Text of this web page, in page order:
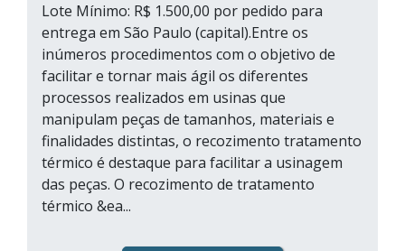
Lote Mínimo: R$ 1.500,00 por pedido para
entrega em São Paulo (capital).Entre os
inúmeros procedimentos com o objetivo de
facilitar e tornar mais ágil os diferentes
processos realizados em usinas que
manipulam peças de tamanhos, materiais e
finalidades distintas, o recozimento tratamento
térmico é destaque para facilitar a usinagem
das peças. O recozimento de tratamento
térmico &ea...